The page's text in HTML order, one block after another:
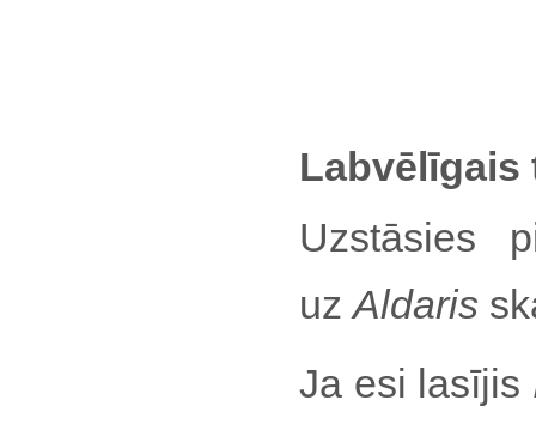
Labvēlīgais
Uzstāsies
uzAldaris
Ja esi lasījis